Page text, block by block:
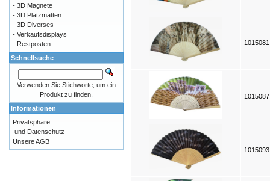
- 3D Magnete
- 3D Platzmatten
- 3D Diverses
- Verkaufsdisplays
- Restposten
Schnellsuche
Verwenden Sie Stichworte, um ein
Produkt zu finden.
Informationen
Privatsphäre
und Datenschutz
Unsere AGB